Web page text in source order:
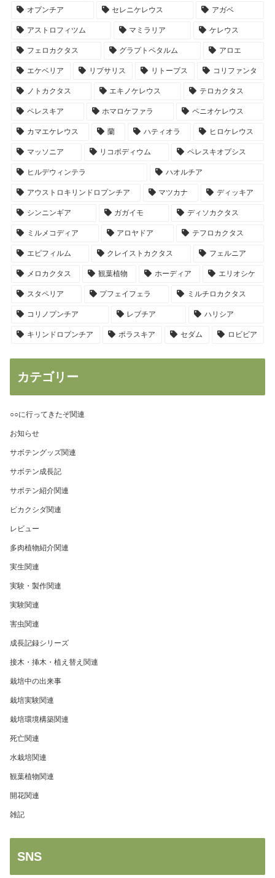
オプンチア セレニケレウス アガベ
アストロフィツム マミラリア ケレウス
フェロカクタス グラプトペタルム アロエ
エケベリア リプサリス リトープス コリファンタ
ノトカクタス エキノケレウス テロカクタス
ペレスキア ホマロケファラ ペニオケレウス
カマエケレウス 蘭 ハティオラ ヒロケレウス
マッソニア リコポディウム ペレスキオプシス
ヒルデウィンテラ ハオルチア
アウストロキリンドロプンチア マツカナ ディッキア
シンニンギア ガガイモ ディソカクタス
ミルメコディア アロヤドア テフロカクタス
エピフィルム クレイストカクタス フェルニア
メロカクタス 観葉植物 ホーディア エリオシケ
スタペリア プフェイフェラ ミルチロカクタス
コリノプンチア レブチア ハリシア
キリンドロプンチア ポラスキア セダム ロビビア
カテゴリー
○○に行ってきたぞ関連
お知らせ
サボテングッズ関連
サボテン成長記
サボテン紹介関連
ビカクシダ関連
レビュー
多肉植物紹介関連
実生関連
実験・製作関連
実験関連
害虫関連
成長記録シリーズ
接木・挿木・植え替え関連
栽培中の出来事
栽培実験関連
栽培環境構築関連
死亡関連
水栽培関連
観葉植物関連
開花関連
雑記
SNS